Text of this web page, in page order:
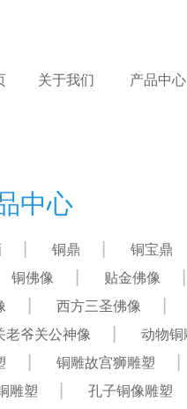
关于我们 产品中心
中心
铜鼎 铜宝鼎
铜佛像 贴金佛像
西方三圣佛像
老爷关公神像 动物铜
铜雕故宫狮雕塑
雕塑 孔子铜像雕塑